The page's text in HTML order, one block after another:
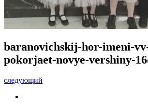
baranovichskij-hor-imeni-
pokorjaet-novye-vershiny-
следующий